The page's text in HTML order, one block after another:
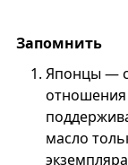
Запомнить
Японцы —
отношения
масло